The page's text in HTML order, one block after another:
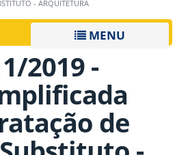
- ARQUITETURA
MENU
2019 -
de